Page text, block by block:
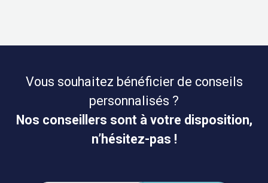
Vous souhaitez bénéficier de conseils
personnalisés ?
Nos conseillers sont à votre disposition,
n’hésitez-pas !